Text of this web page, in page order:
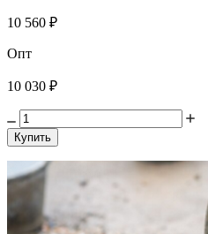
10 560 ₽
Опт
10 030 ₽
Купить